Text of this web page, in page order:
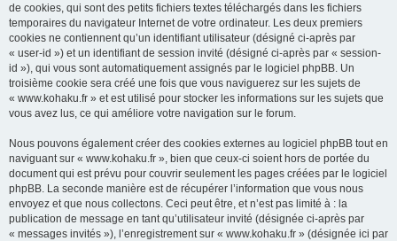
de cookies, qui sont des petits fichiers textes téléchargés dans les fichiers
temporaires du navigateur Internet de votre ordinateur. Les deux premiers
cookies ne contiennent qu’un identifiant utilisateur (désigné ci-après par
« user-id ») et un identifiant de session invité (désigné ci-après par « session-
id »), qui vous sont automatiquement assignés par le logiciel phpBB. Un
troisième cookie sera créé une fois que vous naviguerez sur les sujets de
« www.kohaku.fr » et est utilisé pour stocker les informations sur les sujets que
vous avez lus, ce qui améliore votre navigation sur le forum.
Nous pouvons également créer des cookies externes au logiciel phpBB tout en
naviguant sur « www.kohaku.fr », bien que ceux-ci soient hors de portée du
document qui est prévu pour couvrir seulement les pages créées par le logiciel
phpBB. La seconde manière est de récupérer l’information que vous nous
envoyez et que nous collectons. Ceci peut être, et n’est pas limité à : la
publication de message en tant qu’utilisateur invité (désignée ci-après par
« messages invités »), l’enregistrement sur « www.kohaku.fr » (désignée ici par